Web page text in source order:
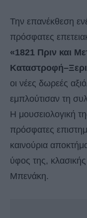
Την επανέκθεση
πρόσφατες
«1821 Πριν και
οι νέες δωρεές
εμπλούτισαν τη
Η μουσειολογική
πρόσφατες
καινούρια
ύφος της,
Μπενάκη.